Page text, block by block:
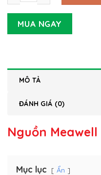
MUA NGAY
MÔ TẢ
ĐÁNH GIÁ (0)
Nguồn Meawell
Mục lục Ẩn